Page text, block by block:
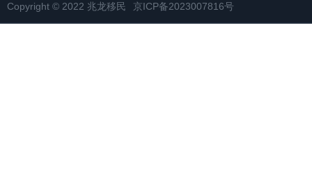
Copyright © 2022 兆龙移民 京ICP备2023007816号